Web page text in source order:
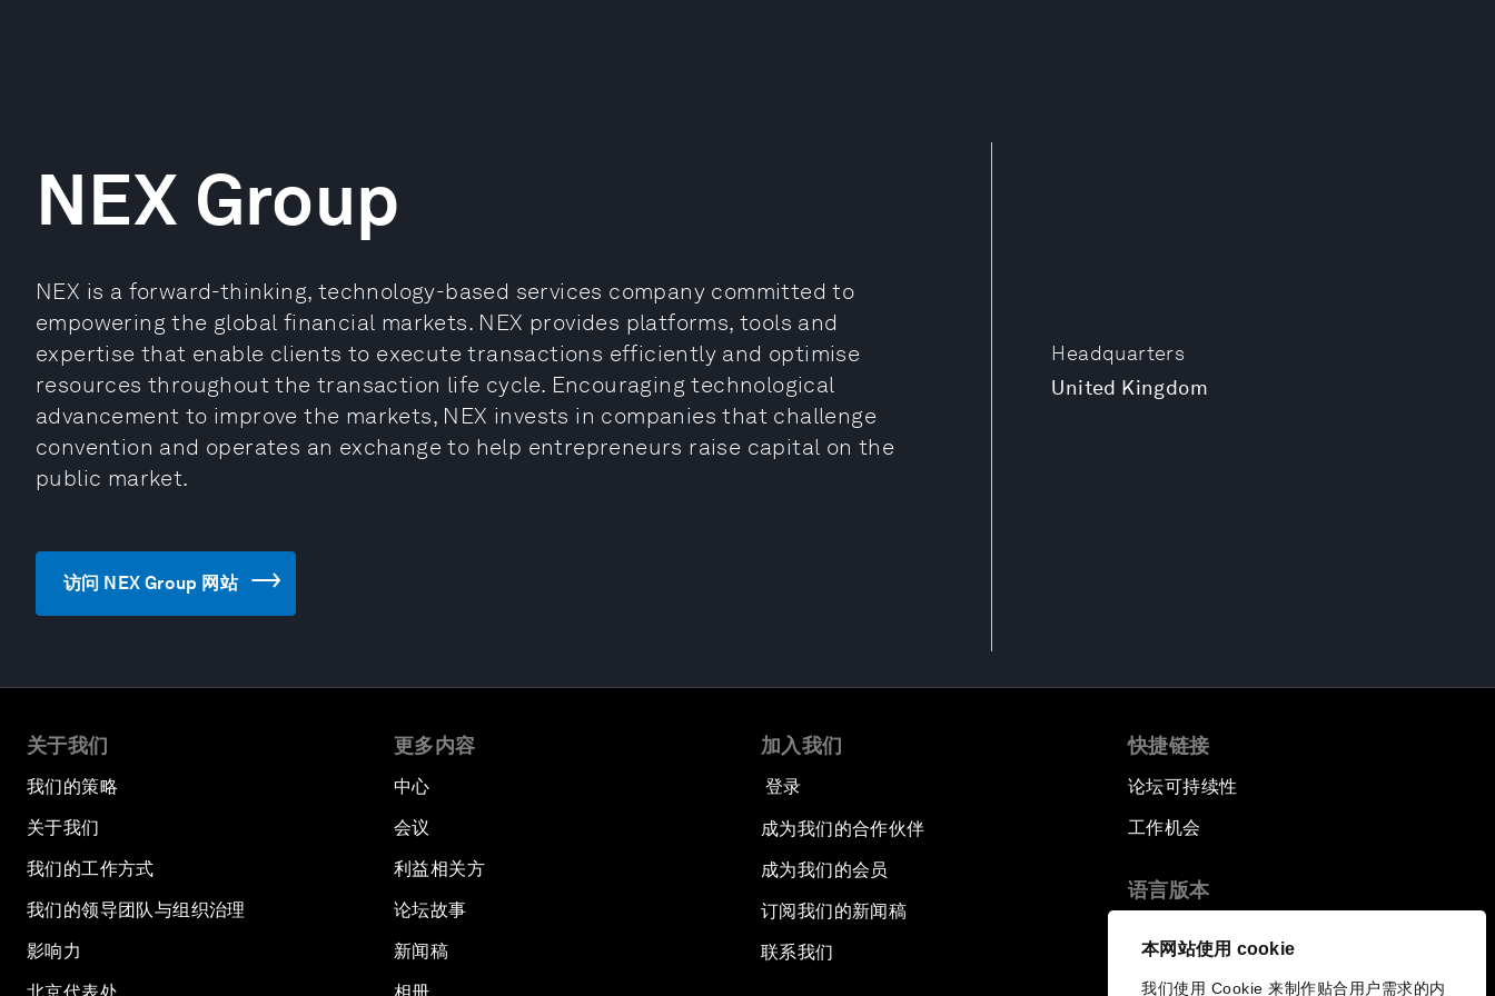
本网站使用 cookie
我们使用 Cookie 来制作贴合用户需求的内
Headquarters
United Kingdom
NEX Group
NEX is a forward-thinking, technology-based services company committed to
empowering the global financial markets. NEX provides platforms, tools and
expertise that enable clients to execute transactions efficiently and optimise
resources throughout the transaction life cycle. Encouraging technological
advancement to improve the markets, NEX invests in companies that challenge
convention and operates an exchange to help entrepreneurs raise capital on the
public market.
访问 NEX Group 网站
关于我们
我们的策略
关于我们
我们的工作方式
我们的领导团队与组织治理
影响力
更多内容
中心
会议
利益相关方
论坛故事
新闻稿
加入我们
登录
成为我们的合作伙伴
成为我们的会员
订阅我们的新闻稿
联系我们
快捷链接
论坛可持续性
工作机会
语言版本